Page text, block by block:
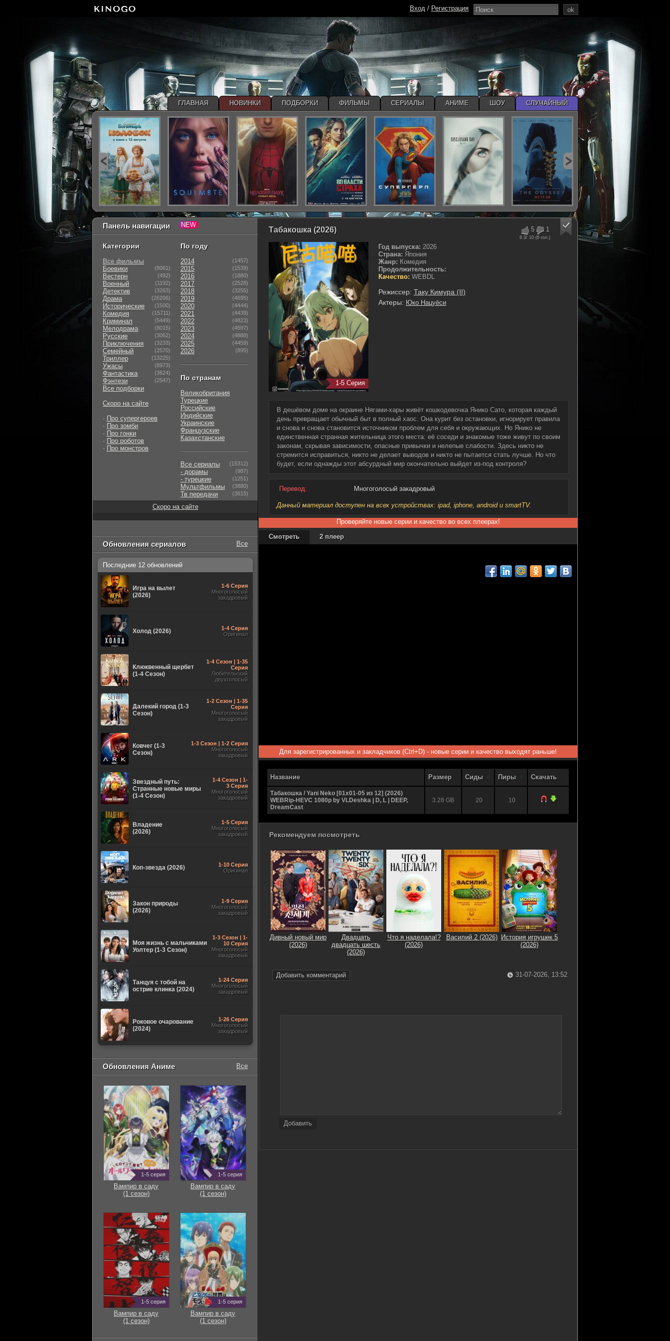
5 1
8.3/ 10 (6 гол.)
Табакошка (2026)
1-5 Серия
Год выпуска: 2026
Страна: Япония
Жанр: Комедия
Продолжительность:
Качество: WEBDL
Режиссер: Таку Кимура (II)
Актеры: Юко Нацуёси
В дешёвом доме на окраине Нягами-хары живёт кошкодевочка Янико Сато, которая каждый
день превращает обычный быт в полный хаос. Она курит без остановки, игнорирует правила
и снова и снова становится источником проблем для себя и окружающих. Но Янико не
единственная странная жительница этого места: её соседи и знакомые тоже живут по своим
законам, скрывая зависимости, опасные привычки и нелепые слабости. Здесь никто не
стремится исправиться, никто не делает выводов и никто не пытается стать лучше. Но что
будет, если однажды этот абсурдный мир окончательно выйдет из-под контроля?
Перевод: Многоголосый закадровый
Данный материал доступен на всех устройствах: ipad, iphone, android и smartTV.
Проверяйте новые серии и качество во всех плеерах!
Смотреть
2 плеер
Для зарегистрированных и закладчиков (Ctrl+D) - новые серии и качество выходят раньше!
Название Размер Сиды Пиры Скачать
Табакошка / Yani Neko [01x01-05 из 12] (2026)
WEBRip-HEVC 1080p by VLDeshka | D, L | DEEP,
DreamCast
3.28 GB 20 10
Рекомендуем посмотреть
Дивный новый мир
(2026)
Двадцать
двадцать шесть
(2026)
Что я наделала!?
(2026)
Василий 2 (2026)
История игрушек 5
(2026)
Добавить комментарий 31-07-2026, 13:52
Добавить
Панель навигации
Категории
Все фильмы
Боевики
(8061)
Вестерн (492)
Военный (1192)
Детектив (3263)
Драма (26206)
Исторические (1500)
Комедия (15711)
Криминал (5449)
Мелодрама (8015)
Русские (3062)
Приключения (3233)
Семейный (2570)
Триллер (13225)
Ужасы (8973)
Фантастика (3624)
Фэнтези (2547)
Все подборки
Скоро на сайте
- Про супергероев
- Про зомби
- Про гонки
- Про роботов
- Про монстров
По году
2014 (1457)
2015 (1539)
2016 (1880)
2017 (2528)
2018 (3255)
2019 (4695)
2020 (4444)
2021 (4439)
2022 (4823)
2023 (4597)
2024 (4888)
2025 (4459)
2026 (895)
По странам
Великобритания
Турецкие
Российские
Индийские
Украинские
Французские
Казахстанские
Все сериалы (15312)
- дорамы (987)
- турецкие (1251)
Мультфильмы (3880)
Тв передачи (3615)
Скоро на сайте
Обновления сериалов Все
Последние 12 обновлений
Игра на вылет
(2026)
1-6 Серия
Многоголосый
закадровый
Холод (2026)
1-4 Серия
Оригинал
Клюквенный щербет
(1-4 Сезон)
1-4 Сезон | 1-35
Серия
Любительский
двухголосый
Далекий город (1-3
Сезон)
1-2 Сезон | 1-35
Серия
Многоголосый
закадровый
Ковчег (1-3
Сезон)
1-3 Сезон | 1-2 Серия
Многоголосый
закадровый
Звездный путь:
Странные новые миры
(1-4 Сезон)
1-4 Сезон | 1-
3 Серия
Многоголосый
закадровый
Владение
(2026)
1-5 Серия
Многоголосый
закадровый
Коп-звезда (2026)
1-10 Серия
Оригинал
Закон природы
(2026)
1-9 Серия
Многоголосый
закадровый
Моя жизнь с мальчиками
Уолтер (1-3 Сезон)
1-3 Сезон | 1-
10 Серия
Многоголосый
закадровый
Танцуя с тобой на
острие клинка (2024)
1-24 Серия
Многоголосый
закадровый
Роковое очарование
(2024)
1-26 Серия
Многоголосый
закадровый
Обновления Аниме Все
1-5 серия
Вампир в саду
(1 сезон)
1-5 серия
Вампир в саду
(1 сезон)
1-5 серия
Вампир в саду
(1 сезон)
1-5 серия
Вампир в саду
(1 сезон)
ok
Вход / Регистрация
ГЛАВНАЯ НОВИНКИ ПОДБОРКИ ФИЛЬМЫ СЕРИАЛЫ АНИМЕ ШОУ СЛУЧАЙНЫЙ